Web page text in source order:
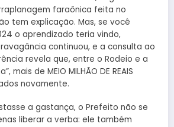
faraônica feita no
tem explicação. Mas, se você
o aprendizado teria vindo,
continuou, e a consulta ao
revela que, entre o Rodeio e a
mais de MEIO MILHÃO DE REAIS
novamente.
a gastança, o Prefeito não se
liberar a verba: ele também